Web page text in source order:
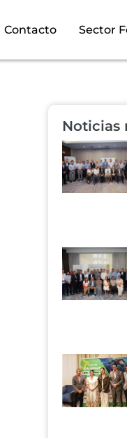
Contacto Sector
Noticias